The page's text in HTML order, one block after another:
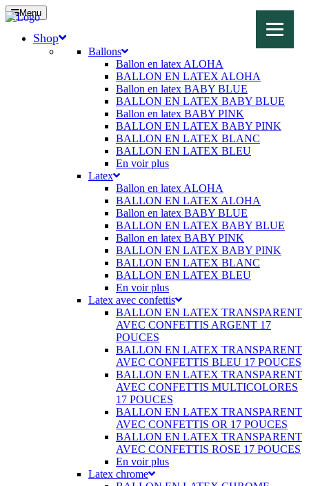
Menu
Shop
Ballons
Ballon en latex ALOHA
BALLON EN LATEX ALOHA
Ballon en latex BABY BLUE
BALLON EN LATEX BABY BLUE
Ballon en latex BABY PINK
BALLON EN LATEX BABY PINK
BALLON EN LATEX BLANC
BALLON EN LATEX BLEU
En voir plus
Latex
Ballon en latex ALOHA
BALLON EN LATEX ALOHA
Ballon en latex BABY BLUE
BALLON EN LATEX BABY BLUE
Ballon en latex BABY PINK
BALLON EN LATEX BABY PINK
BALLON EN LATEX BLANC
BALLON EN LATEX BLEU
En voir plus
Latex avec confettis
BALLON EN LATEX TRANSPARENT
AVEC CONFETTIS ARGENT 17
POUCES
BALLON EN LATEX TRANSPARENT
AVEC CONFETTIS BLEU 17 POUCES
BALLON EN LATEX TRANSPARENT
AVEC CONFETTIS MULTICOLORES
17 POUCES
BALLON EN LATEX TRANSPARENT
AVEC CONFETTIS OR 17 POUCES
BALLON EN LATEX TRANSPARENT
AVEC CONFETTIS ROSE 17 POUCES
En voir plus
Latex chrome